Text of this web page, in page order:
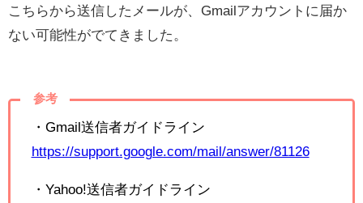
こちらから送信したメールが、Gmailアカウントに届か
ない可能性がでてきました。
参考
・Gmail送信者ガイドライン
https://support.google.com/mail/answer/81126
・Yahoo!送信者ガイドライン